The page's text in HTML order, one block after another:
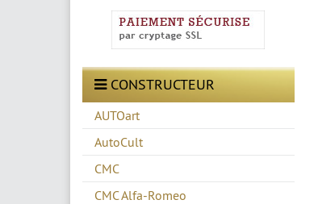
CONSTRUCTEUR
AUTOart
AutoCult
CMC
CMC Alfa-Romeo